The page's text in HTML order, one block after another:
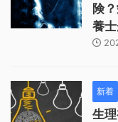
険
養士
新着
生